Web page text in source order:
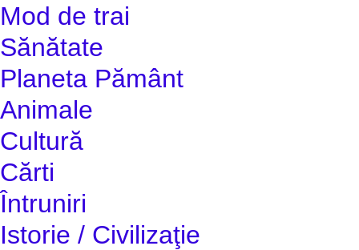
Mod de trai
Sănătate
Planeta Pământ
Animale
Cultură
Cărti
Întruniri
Istorie / Civilizaţie